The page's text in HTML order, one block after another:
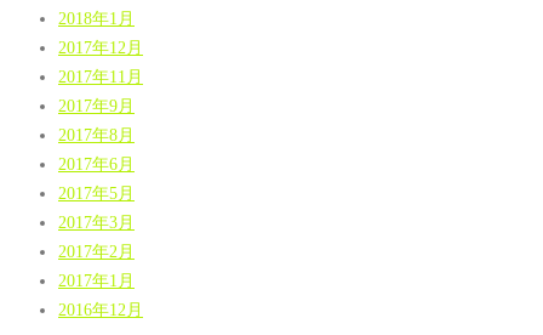
2018年1月
2017年12月
2017年11月
2017年9月
2017年8月
2017年6月
2017年5月
2017年3月
2017年2月
2017年1月
2016年12月